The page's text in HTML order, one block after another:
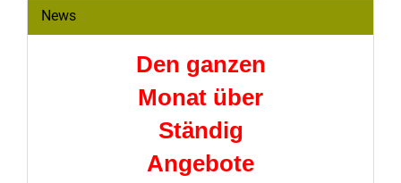
News
Den ganzen
Monat über
Ständig
Angebote